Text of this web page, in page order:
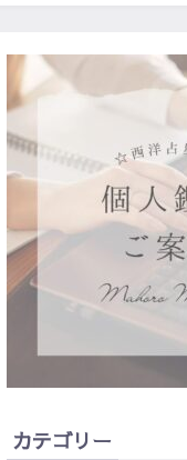
カテゴリー